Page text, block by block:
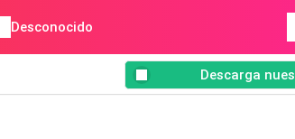
Desconocido
Descarga